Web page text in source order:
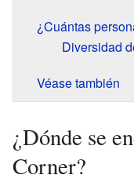
¿Cuántas
Diversidad
Véase también
¿Dónde se
Corner?